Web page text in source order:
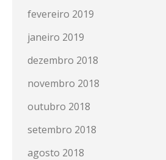
fevereiro 2019
janeiro 2019
dezembro 2018
novembro 2018
outubro 2018
setembro 2018
agosto 2018